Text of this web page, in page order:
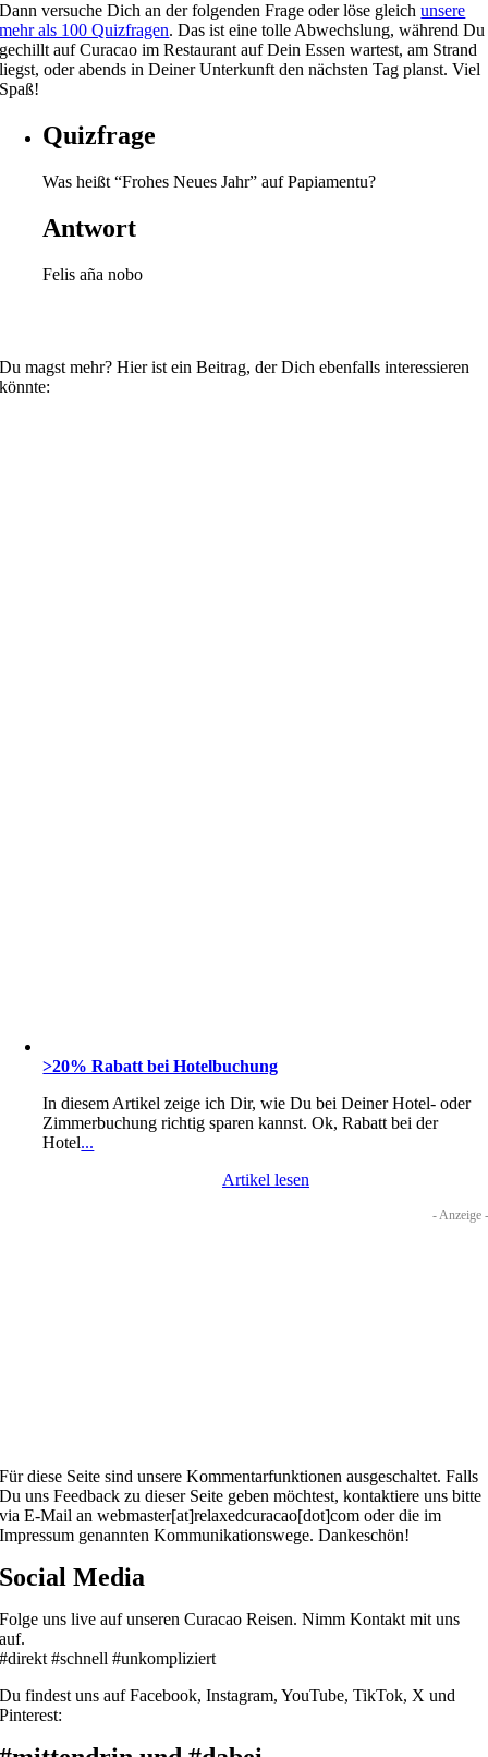
Dann versuche Dich an der folgenden Frage oder löse gleichunsere
mehr als 100 Quizfragen. Das ist eine tolle Abwechslung, während Du
gechillt auf Curacao im Restaurant auf Dein Essen wartest, am Strand
liegst, oder abends in Deiner Unterkunft den nächsten Tag planst. Viel
Spaß!
Quizfrage
Was heißt “Frohes Neues Jahr” auf Papiamentu?
Antwort
Felis aña nobo
Du magst mehr? Hier ist ein Beitrag, der Dich ebenfalls interessieren
könnte:
>20% Rabatt bei Hotelbuchung
In diesem Artikel zeige ich Dir, wie Du bei Deiner Hotel- oder
Zimmerbuchung richtig sparen kannst. Ok, Rabatt bei der
Hotel...
Artikel lesen
- Anzeige -
Für diese Seite sind unsere Kommentarfunktionen ausgeschaltet. Falls
Du uns Feedback zu dieser Seite geben möchtest, kontaktiere uns bitte
via E-Mail an webmaster[at]relaxedcuracao[dot]com oder die im
Impressum genannten Kommunikationswege. Dankeschön!
Social Media
Folge uns live auf unseren Curacao Reisen. Nimm Kontakt mit uns
auf.
#direkt #schnell #unkompliziert
Du findest uns auf Facebook, Instagram, YouTube, TikTok, X und
Pinterest: